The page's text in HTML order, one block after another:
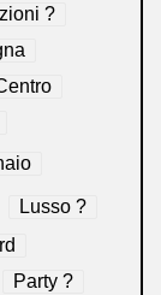
?
Lusso ?
Party ?